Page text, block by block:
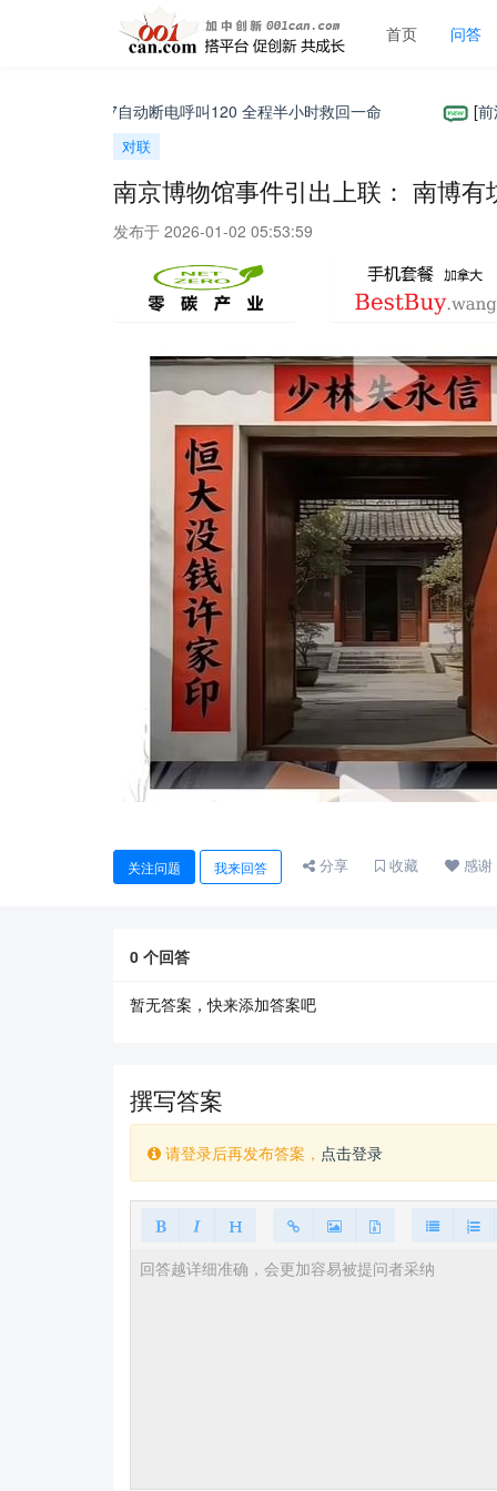
首页 问答
主 小米SU7自动断电呼叫120 全程半小时救回一命 [前沿
对联
南京博物馆事件引出上联： 南博有
发布于 2026-01-02 05:53:59
关注问题 我来回答 分享 收藏 感谢
0 个回答
暂无答案，快来添加答案吧
撰写答案
请登录后再发布答案， 点击登录